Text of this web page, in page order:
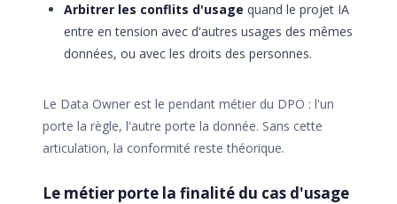
Arbitrer les conflits d'usage quand le projet IA
entre en tension avec d'autres usages des mêmes
données, ou avec les droits des personnes.
Le Data Owner est le pendant métier du DPO : l'un
porte la règle, l'autre porte la donnée. Sans cette
articulation, la conformité reste théorique.
Le métier porte la finalité du cas d'usage